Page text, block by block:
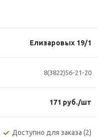
Елизаровых 19/1
8(3822)56-21-20
171 руб./шт
Доступно для заказа (2)